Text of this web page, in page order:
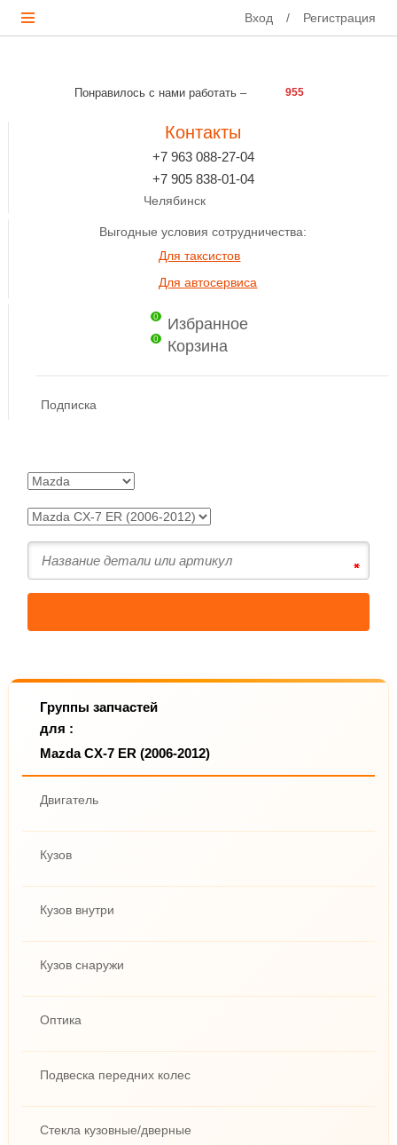
Вход / Регистрация
Понравилось с нами работать – 955
Контакты
+7 963 088-27-04
+7 905 838-01-04
Челябинск
Выгодные условия сотрудничества:
Для таксистов
Для автосервиса
0 Избранное
0 Корзина
Подписка
Группы запчастей
для :
Mazda CX-7 ER (2006-2012)
Двигатель
Кузов
Кузов внутри
Кузов снаружи
Оптика
Подвеска передних колес
Стекла кузовные/дверные